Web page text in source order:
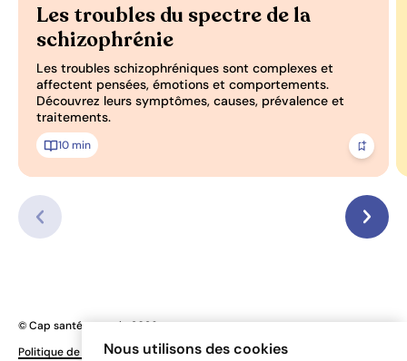
Nous utilisons des cookies
Les troubles du spectre de la
schizophrénie
Les troubles schizophréniques sont complexes et
affectent pensées, émotions et comportements.
Découvrez leurs symptômes, causes, prévalence et
traitements.
10 min
© Cap santé mentale 2026
Politique de confidentialité Préférences de cookies